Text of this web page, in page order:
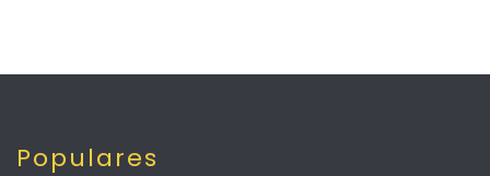
Populares